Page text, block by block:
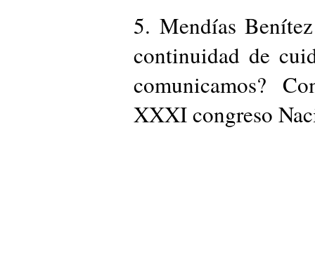
5. Mendías
continuidad de
comunicamos?
XXXI congreso